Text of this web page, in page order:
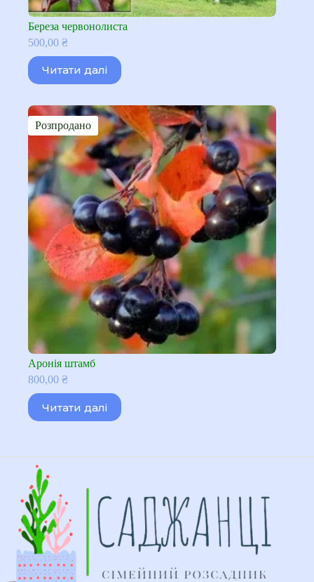
Береза червонолиста
500,00 ₴
Читати далі
Розпродано
Аронія штамб
800,00 ₴
Читати далі